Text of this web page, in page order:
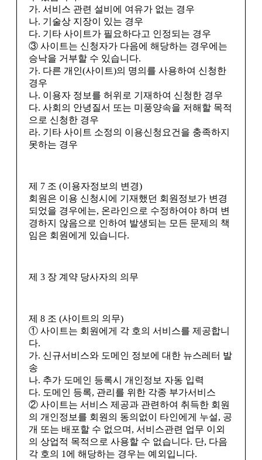
가. 서비스 관련 설비에 여유가 없는 경우
나. 기술상 지장이 있는 경우
다. 기타 사이트가 필요하다고 인정되는 경우
③ 사이트는 신청자가 다음에 해당하는 경우에는
승낙을 거부할 수 있습니다.
가. 다른 개인(사이트)의 명의를 사용하여 신청한
경우
나. 이용자 정보를 허위로 기재하여 신청한 경우
다. 사회의 안녕질서 또는 미풍양속을 저해할 목적
으로 신청한 경우
라. 기타 사이트 소정의 이용신청요건을 충족하지
못하는 경우
제 7 조 (이용자정보의 변경)
회원은 이용 신청시에 기재했던 회원정보가 변경
되었을 경우에는, 온라인으로 수정하여야 하며 변
경하지 않음으로 인하여 발생되는 모든 문제의 책
임은 회원에게 있습니다.
제 3 장 계약 당사자의 의무
제 8 조 (사이트의 의무)
① 사이트는 회원에게 각 호의 서비스를 제공합니
다.
가. 신규서비스와 도메인 정보에 대한 뉴스레터 발
송
나. 추가 도메인 등록시 개인정보 자동 입력
다. 도메인 등록, 관리를 위한 각종 부가서비스
② 사이트는 서비스 제공과 관련하여 취득한 회원
의 개인정보를 회원의 동의없이 타인에게 누설, 공
개 또는 배포할 수 없으며, 서비스관련 업무 이외
의 상업적 목적으로 사용할 수 없습니다. 단, 다음
각 호의 1에 해당하는 경우는 예외입니다.